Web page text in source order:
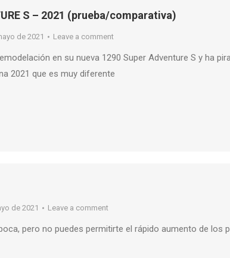
S – 2021 (prueba/comparativa)
de 2021 Leave a comment
en su nueva 1290 Super Adventure S y ha
2021 que es muy diferente
de 2021 Leave a comment
pero no puedes permitirte el rápido aumento de los